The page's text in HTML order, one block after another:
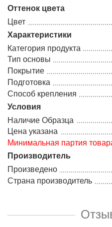
Оттенок цвета
Цвет
Характеристики
Категория продукта
Тип основы
Покрытие
Подготовка
Способ крепления
Условия
Наличие Образца
Цена указана
Минимальная партия
Производитель
Произведено
Страна производитель